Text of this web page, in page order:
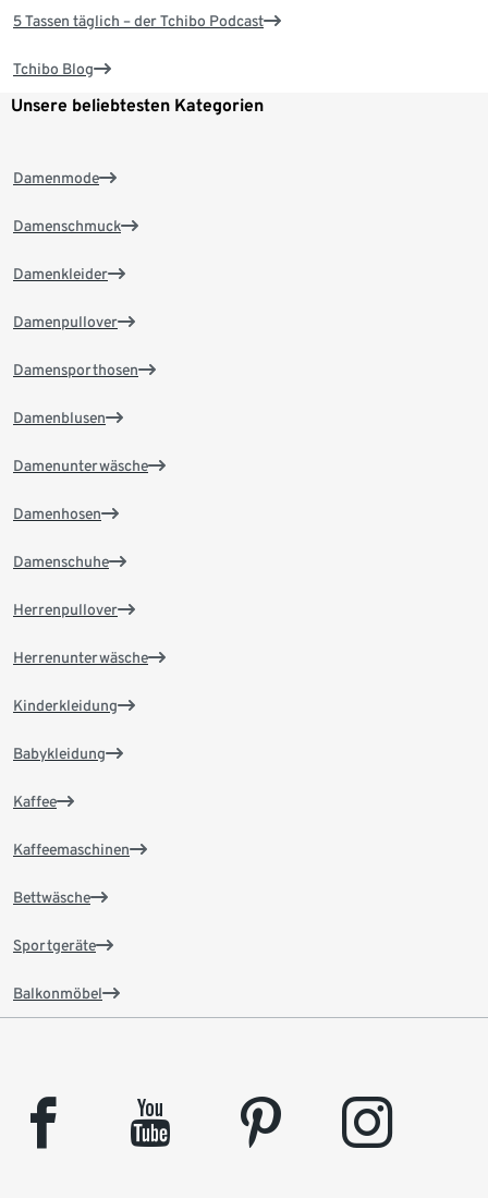
5 Tassen täglich – der Tchibo Podcast
Tchibo Blog
Unsere beliebtesten Kategorien
Damenmode
Damenschmuck
Damenkleider
Damenpullover
Damensporthosen
Damenblusen
Damenunterwäsche
Damenhosen
Damenschuhe
Herrenpullover
Herrenunterwäsche
Kinderkleidung
Babykleidung
Kaffee
Kaffeemaschinen
Bettwäsche
Sportgeräte
Balkonmöbel
facebook youtube pinterest instagram